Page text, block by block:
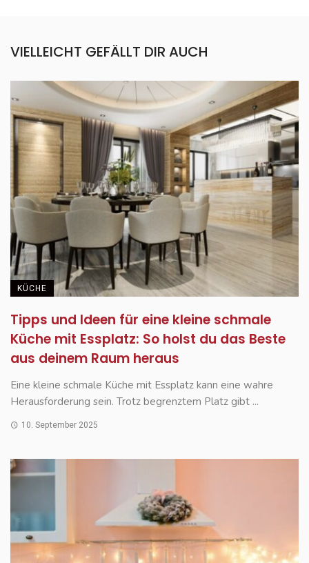
VIELLEICHT GEFÄLLT DIR AUCH
KÜCHE
Tipps und Ideen für eine kleine schmale
Küche mit Essplatz: So holst du das Beste
aus deinem Raum heraus
Eine kleine schmale Küche mit Essplatz kann eine wahre
Herausforderung sein. Trotz begrenztem Platz gibt ...
10. September 2025